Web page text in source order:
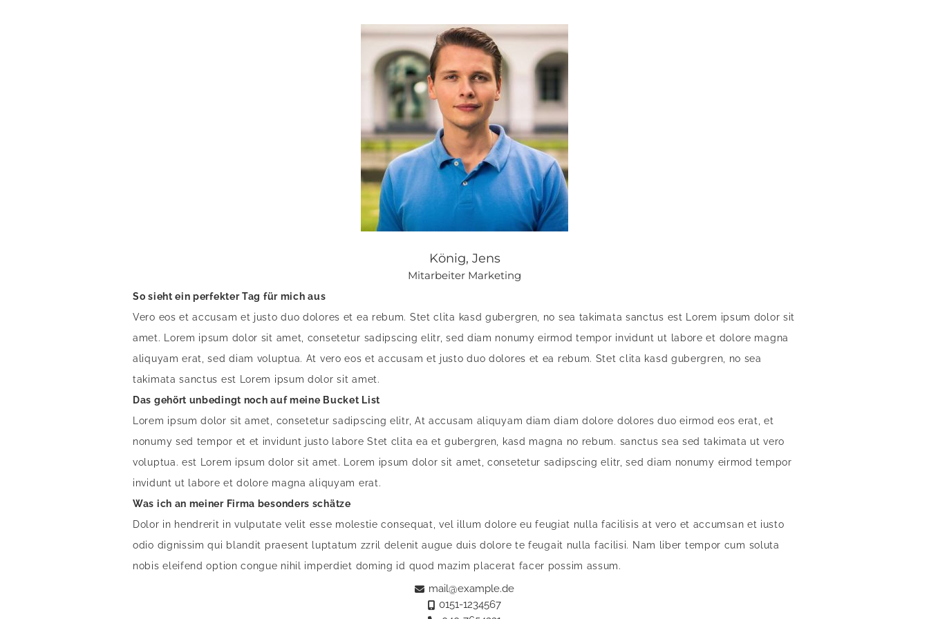
König, Jens
Mitarbeiter Marketing
0151-1234567
mail@example.de
So sieht ein perfekter Tag für mich aus
Vero eos et accusam et justo duo dolores et ea rebum. Stet clita kasd gubergren, no sea takimata sanctus est Lorem ipsum dolor sit
amet. Lorem ipsum dolor sit amet, consetetur sadipscing elitr, sed diam nonumy eirmod tempor invidunt ut labore et dolore magna
aliquyam erat, sed diam voluptua. At vero eos et accusam et justo duo dolores et ea rebum. Stet clita kasd gubergren, no sea
takimata sanctus est Lorem ipsum dolor sit amet.
Das gehört unbedingt noch auf meine Bucket List
Lorem ipsum dolor sit amet, consetetur sadipscing elitr, At accusam aliquyam diam diam dolore dolores duo eirmod eos erat, et
nonumy sed tempor et et invidunt justo labore Stet clita ea et gubergren, kasd magna no rebum. sanctus sea sed takimata ut vero
voluptua. est Lorem ipsum dolor sit amet. Lorem ipsum dolor sit amet, consetetur sadipscing elitr, sed diam nonumy eirmod tempor
invidunt ut labore et dolore magna aliquyam erat.
Was ich an meiner Firma besonders schätze
Dolor in hendrerit in vulputate velit esse molestie consequat, vel illum dolore eu feugiat nulla facilisis at vero et accumsan et iusto
odio dignissim qui blandit praesent luptatum zzril delenit augue duis dolore te feugait nulla facilisi. Nam liber tempor cum soluta
nobis eleifend option congue nihil imperdiet doming id quod mazim placerat facer possim assum.